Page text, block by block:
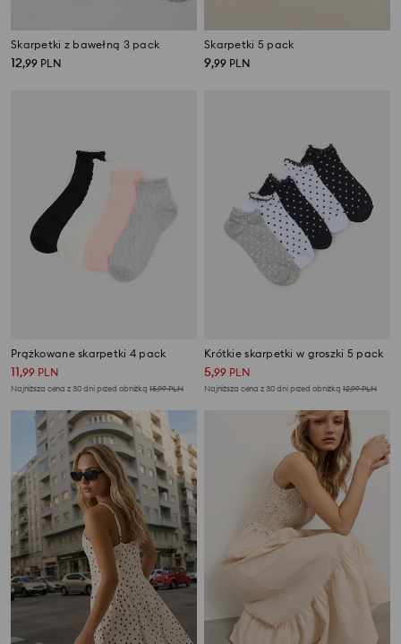
Skarpetki z bawełną 3 pack
12,99 PLN
Skarpetki 5 pack
9,99 PLN
Prążkowane skarpetki 4 pack
11,99 PLN
Najniższa cena z 30 dni przed obniżką 15,99PLN
Krótkie skarpetki w groszki 5 pack
5,99 PLN
Najniższa cena z 30 dni przed obniżką 12,99PLN